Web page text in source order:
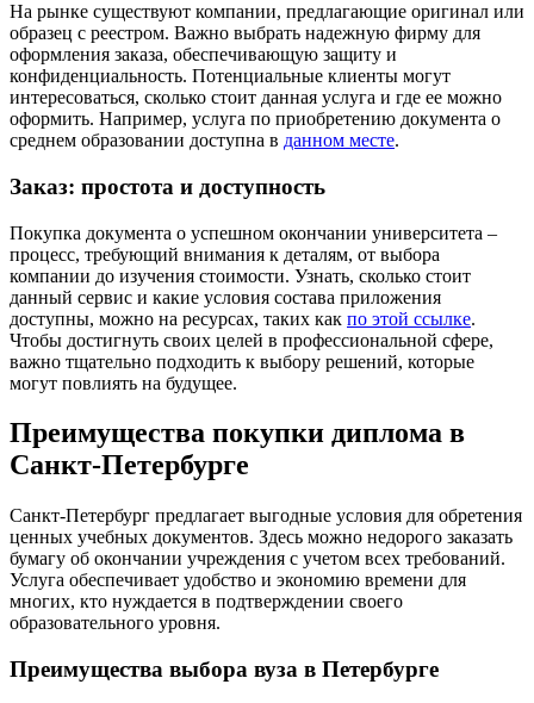
На рынке существуют компании, предлагающие оригинал или
образец с реестром. Важно выбрать надежную фирму для
оформления заказа, обеспечивающую защиту и
конфиденциальность. Потенциальные клиенты могут
интересоваться, сколько стоит данная услуга и где ее можно
оформить. Например, услуга по приобретению документа о
среднем образовании доступна в данном месте.
Заказ: простота и доступность
Покупка документа о успешном окончании университета –
процесс, требующий внимания к деталям, от выбора
компании до изучения стоимости. Узнать, сколько стоит
данный сервис и какие условия состава приложения
доступны, можно на ресурсах, таких как по этой ссылке.
Чтобы достигнуть своих целей в профессиональной сфере,
важно тщательно подходить к выбору решений, которые
могут повлиять на будущее.
Преимущества покупки диплома в
Санкт-Петербурге
Санкт-Петербург предлагает выгодные условия для обретения
ценных учебных документов. Здесь можно недорого заказать
бумагу об окончании учреждения с учетом всех требований.
Услуга обеспечивает удобство и экономию времени для
многих, кто нуждается в подтверждении своего
образовательного уровня.
Преимущества выбора вуза в Петербурге